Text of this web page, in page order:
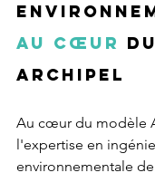
au cœur
ARCHIPEL
Au cœur du modèle
l'expertise en
environnementale de